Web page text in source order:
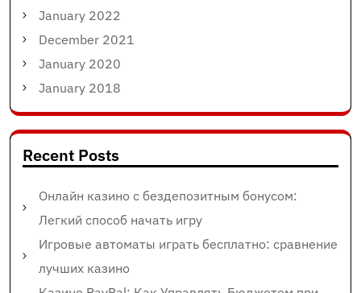
January 2022
December 2021
January 2020
January 2018
Recent Posts
Онлайн казино с бездепозитным бонусом:
Легкий способ начать игру
Игровые автоматы играть бесплатно: сравнение
лучших казино